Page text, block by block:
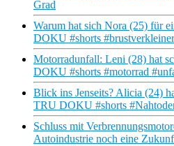
Grad
Warum hat sich Nora (25) für
DOKU #shorts
Motorradunfall: Leni (28) hat
DOKU #shorts #motorrad
Blick ins Jenseits? Alicia (24)
TRU DOKU #shorts
Schluss mit
Autoindustrie noch eine